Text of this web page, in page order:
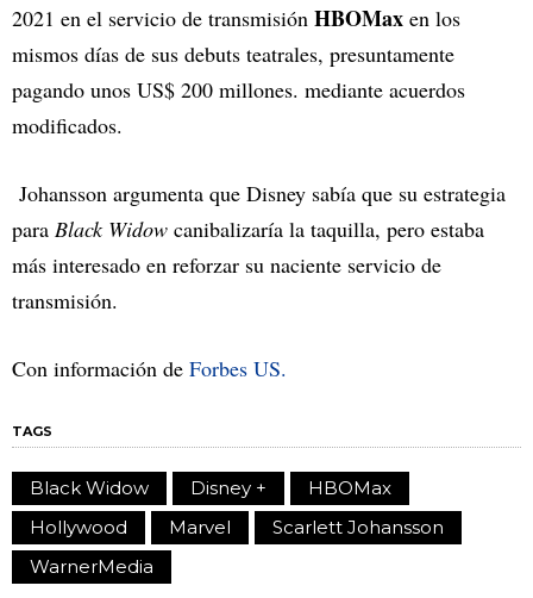
2021 en el servicio de transmisión HBOMax en los
mismos días de sus debuts teatrales, presuntamente
pagando unos US$ 200 millones. mediante acuerdos
modificados.
Johansson argumenta que Disney sabía que su estrategia
para Black Widow canibalizaría la taquilla, pero estaba
más interesado en reforzar su naciente servicio de
transmisión.
Con información de Forbes US.
TAGS
Black Widow Disney +
HBOMax
Hollywood
Marvel
Scarlett Johansson
WarnerMedia